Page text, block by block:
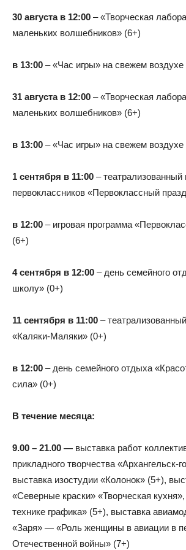
30 августа в 12:00 – «Творческая
маленьких волшебников» (6+)
в 13:00 – «Час игры» на свежем воздухе
31 августа в 12:00 – «Творческая
маленьких волшебников» (6+)
в 13:00 – «Час игры» на свежем воздухе
1 сентября в 11:00 – театрализованный
первоклассников «Первоклассный
в 12:00 – игровая программа
(6+)
4 сентября в 12:00 – день семейного
школу» (0+)
11 сентября в 11:00 –
«Каляки-Маляки» (0+)
в 12:00 – день семейного отдыха
сила» (0+)
В течение месяца:
9.00 – 21.00 — выставка работ
прикладного творчества «Архангельск-
выставка изостудии «Колонок» (5+),
«Северные краски» «Творческая
технике графика» (5+), выставка
«Заря» — «Роль женщины в авиации в
Отечественной войны» (7+)